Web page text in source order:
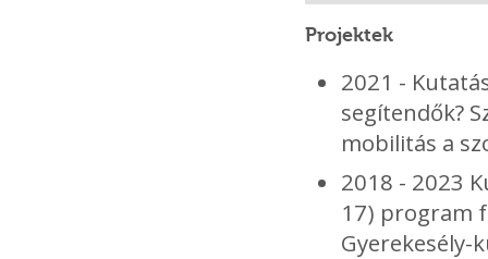
Projektek
2021 -
segítendők?
mobilitás a
2018 - 2023
17) program
Gyerekesély-